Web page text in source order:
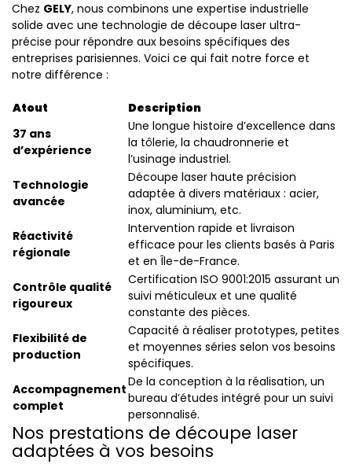
Chez GELY, nous combinons une expertise industrielle
solide avec une technologie de découpe laser ultra-
précise pour répondre aux besoins spécifiques des
entreprises parisiennes. Voici ce qui fait notre force et
notre différence :
Atout
Description
37 ans
d’expérience
Une longue histoire d’excellence dans
la tôlerie, la chaudronnerie et
l’usinage industriel.
Technologie
avancée
Découpe laser haute précision
adaptée à divers matériaux : acier,
inox, aluminium, etc.
Réactivité
régionale
Intervention rapide et livraison
efficace pour les clients basés à Paris
et en Île-de-France.
Contrôle qualité
rigoureux
Certification ISO 9001:2015 assurant un
suivi méticuleux et une qualité
constante des pièces.
Flexibilité de
production
Capacité à réaliser prototypes, petites
et moyennes séries selon vos besoins
spécifiques.
Accompagnement
complet
De la conception à la réalisation, un
bureau d’études intégré pour un suivi
personnalisé.
Nos prestations de découpe laser
adaptées à vos besoins